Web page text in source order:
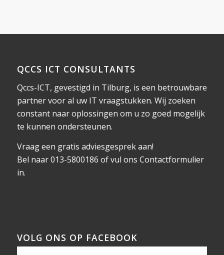
QCCS ICT CONSULTANTS
Qccs-ICT, gevestigd in Tilburg, is een betrouwbare
partner voor al uw IT vraagstukken. Wij zoeken
constant naar oplossingen om u zo goed mogelijk
te kunnen ondersteunen.
Vraag een gratis adviesgesprek aan!
Bel naar 013-5800186 of vul ons Contactformulier
in.
VOLG ONS OP FACEBOOK